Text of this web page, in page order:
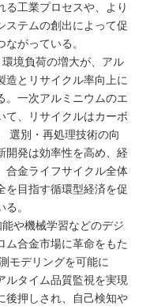
る工業プロセスや、より
ステムの創出によって促
がっている。
境負荷の増大が、アル
造とリサイクル率向上に
。一次アルミニウムのエ
て、リサイクルはカーボ
選別・再処理技術の向
開発は効率性を高め、経
合金ライフサイクル全体
を目指す循環型経済を促
。
や機械学習などのデジ
ム合金市場に革命をもた
モデリングを可能に
ルタイム品質監視を実現
後押しされ、自己検知や